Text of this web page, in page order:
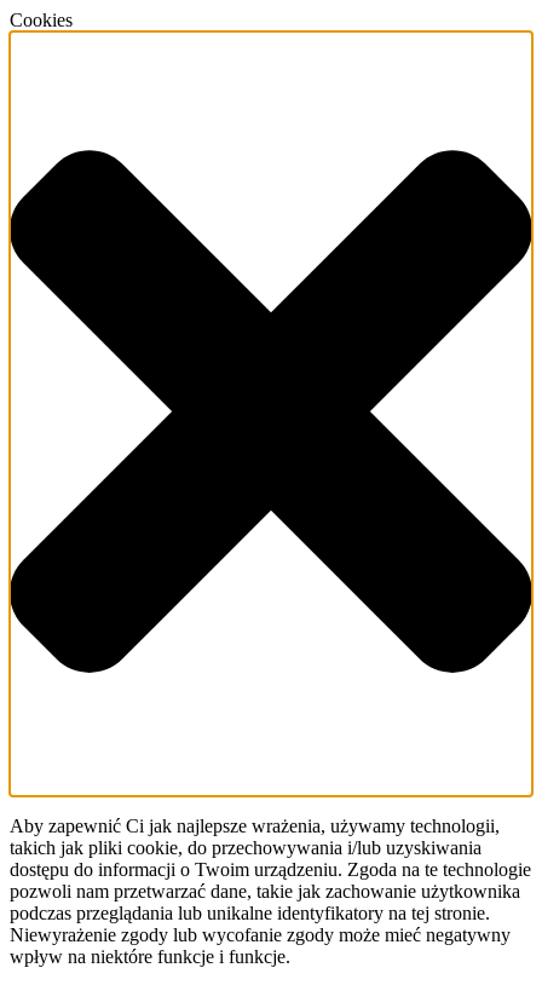
Cookies
Aby zapewnić Ci jak najlepsze wrażenia, używamy technologii,
takich jak pliki cookie, do przechowywania i/lub uzyskiwania
dostępu do informacji o Twoim urządzeniu. Zgoda na te technologie
pozwoli nam przetwarzać dane, takie jak zachowanie użytkownika
podczas przeglądania lub unikalne identyfikatory na tej stronie.
Niewyrażenie zgody lub wycofanie zgody może mieć negatywny
wpływ na niektóre funkcje i funkcje.